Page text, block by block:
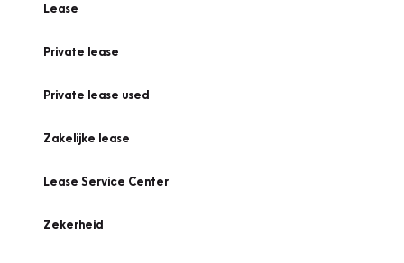
Lease
Private lease
Private lease used
Zakelijke lease
Lease Service Center
Zekerheid